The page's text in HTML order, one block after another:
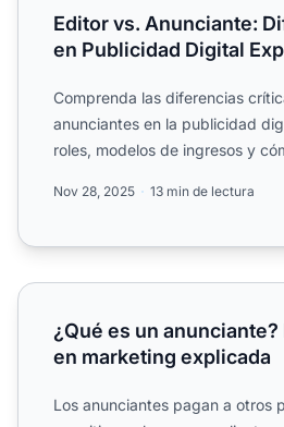
Editor vs. Anunciante:
en Publicidad Digital
Comprenda las diferencias
anunciantes en la publicidad
roles, modelos de ingresos y
Nov 28, 2025 13 min de lectura
¿Qué es un anunciante?
¿Qué es un
en marketing explicada
Los anunciantes pagan a otros